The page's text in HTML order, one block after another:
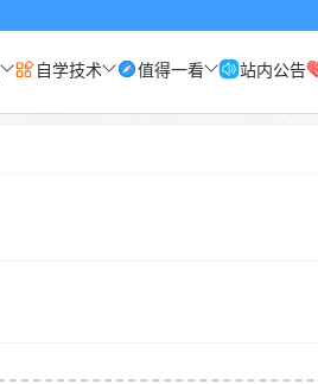
自学技术 值得一看 站内公告